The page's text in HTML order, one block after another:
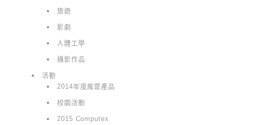
旅遊
影劇
人體工學
攝影作品
活動
2014年度風雲產品
校園活動
2015 Computex